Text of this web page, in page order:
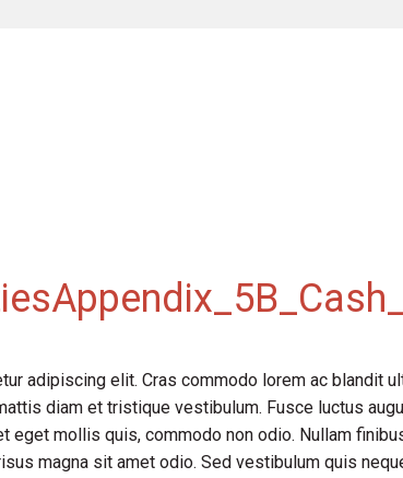
adipiscing elit. Cras commodo lorem ac blandit
diam et tristique vestibulum. Fusce luctus
eget mollis quis, commodo non odio. Nullam
magna sit amet odio. Sed vestibulum quis